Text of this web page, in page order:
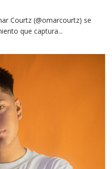
Courtz (@omarcourtz) se
que captura...